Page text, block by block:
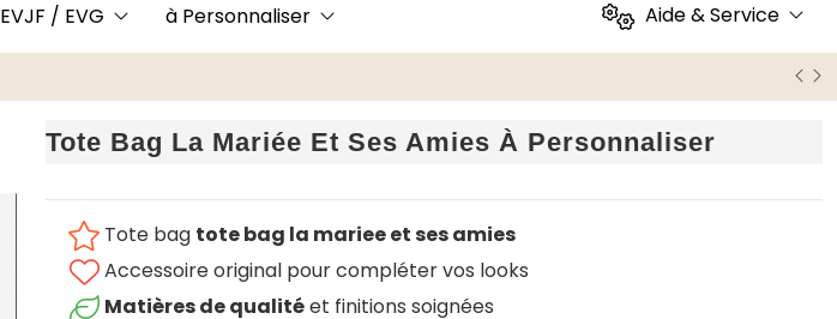
EVJF / EVG à Personnaliser Aide & Service
Tote Bag La Mariée Et Ses Amies À Personnaliser
Tote bag tote bag la mariee et ses amies
Accessoire original pour compléter vos looks
Matières de qualitéet finitions soignées